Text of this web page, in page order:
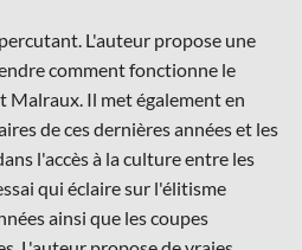
L'auteur propose une
comment fonctionne le
Malraux. Il met également en
de ces dernières années et les
l'accès à la culture entre les
qui éclaire sur l'élitisme
ainsi que les coupes